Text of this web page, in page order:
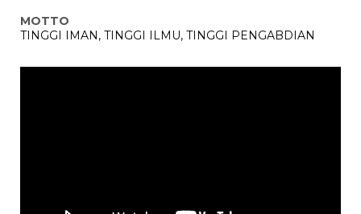
MOTTO
TINGGI IMAN, TINGGI ILMU, TINGGI PENGABDIAN